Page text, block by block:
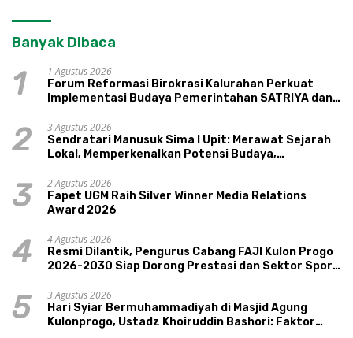
Banyak Dibaca
1
1 Agustus 2026
Forum Reformasi Birokrasi Kalurahan Perkuat
Implementasi Budaya Pemerintahan SATRIYA dan
2
3 Agustus 2026
Sendratari Manusuk Sima I Upit: Merawat Sejarah
Lokal, Memperkenalkan Potensi Budaya,
3
2 Agustus 2026
Fapet UGM Raih Silver Winner Media Relations
Award 2026
4
4 Agustus 2026
Resmi Dilantik, Pengurus Cabang FAJI Kulon Progo
2026-2030 Siap Dorong Prestasi dan Sektor Sport
5
3 Agustus 2026
Hari Syiar Bermuhammadiyah di Masjid Agung
Kulonprogo, Ustadz Khoiruddin Bashori: Faktor